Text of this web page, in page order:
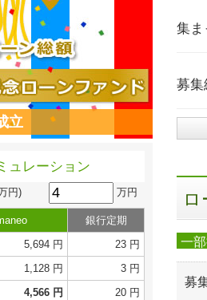
立
ュレーション
円) 万円
銀行定期
5,694 円
23 円
1,128 円
3 円
4,566 円 20 円
集ま
募集
一
募